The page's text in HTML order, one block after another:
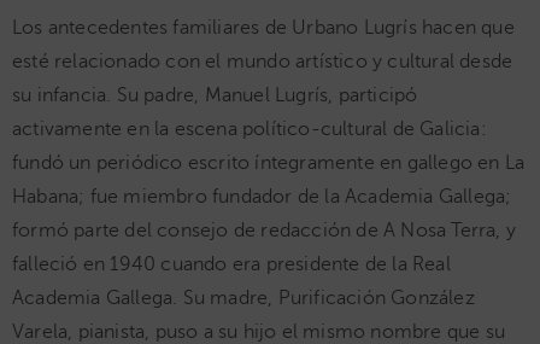
Los antecedentes familiares de Urbano Lugrís hacen que
esté relacionado con el mundo artístico y cultural desde
su infancia. Su padre, Manuel Lugrís, participó
activamente en la escena político-cultural de Galicia:
fundó un periódico escrito íntegramente en gallego en La
Habana; fue miembro fundador de la Academia Gallega;
formó parte del consejo de redacción de A Nosa Terra, y
falleció en 1940 cuando era presidente de la Real
Academia Gallega. Su madre, Purificación González
Varela, pianista, puso a su hijo el mismo nombre que su
de
Cookies
Derechos
de Autor
ABANCA